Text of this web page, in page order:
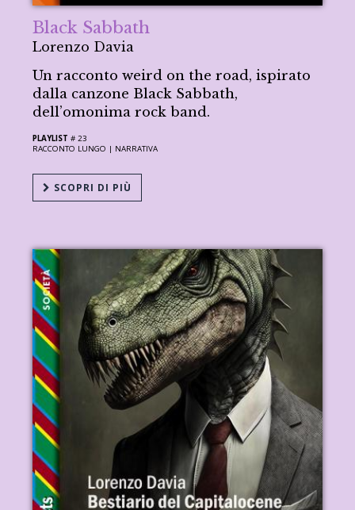
Black Sabbath
Lorenzo Davia
Un racconto weird on the road, ispirato
dalla canzone Black Sabbath,
dell’omonima rock band.
PLAYLIST # 23
RACCONTO LUNGO | NARRATIVA
SCOPRI DI PIÙ